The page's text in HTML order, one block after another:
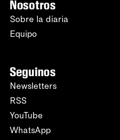
Nosotros
Sobre la diaria
Equipo
Seguinos
Newsletters
RSS
YouTube
WhatsApp